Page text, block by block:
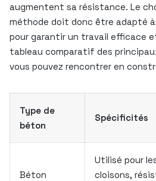
augmentent sa résistance. Le
méthode doit donc être adapté
pour garantir un travail efficace
tableau comparatif des
vous pouvez rencontrer en
Type de
béton
Spécificités
Béton
Utilisé pour
cloisons,